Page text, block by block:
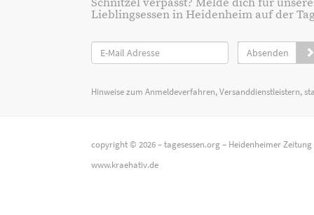
Lieblingsessen in Heidenheim auf der
Absenden
Hinweise zum Anmeldeverfahren, Versanddienstleistern,
copyright © 2026 –tagesessen.org– Heidenheimer Zeitung
www.kraehativ.de